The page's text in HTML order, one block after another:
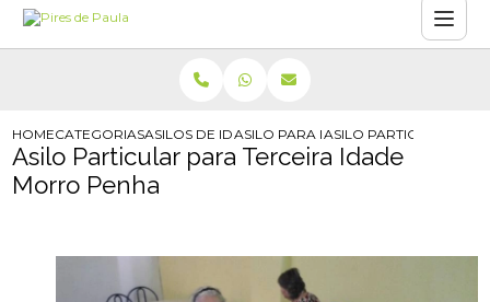
HOMECATEGORIASASILOS DE IDOSOSASILO PARA IDOSO COM ALZHEIMER
ASILO PARTICULAR
Asilo Particular para Terceira Idade
Morro Penha